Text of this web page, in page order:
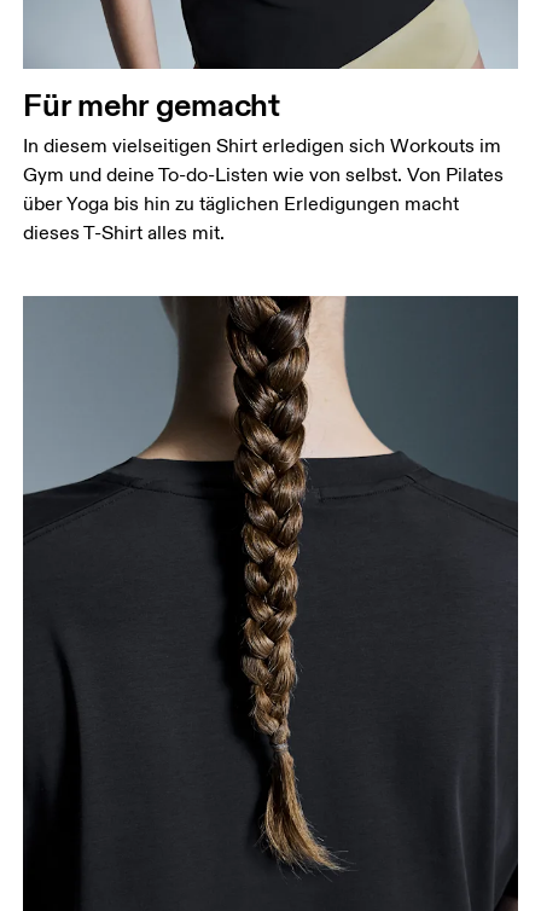
Taille
Hüfte
Miss um die breiteste Stelle deiner Hüfte herum.
Für mehr gemacht
In diesem vielseitigen Shirt erledigen sich Workouts im
Gym und deine To-do-Listen wie von selbst. Von Pilates
über Yoga bis hin zu täglichen Erledigungen macht
dieses T-Shirt alles mit.